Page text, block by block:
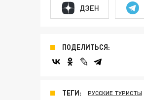
ДЗЕН
ПОДЕЛИТЬСЯ:
ТЕГИ: РУССКИЕ ТУРИСТЫ